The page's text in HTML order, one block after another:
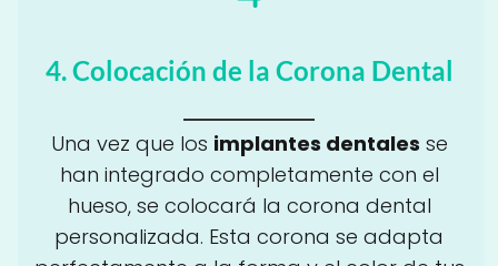
4. Colocación de la Corona Dental
Una vez que los implantes dentales se
han integrado completamente con el
hueso, se colocará la corona dental
personalizada. Esta corona se adapta